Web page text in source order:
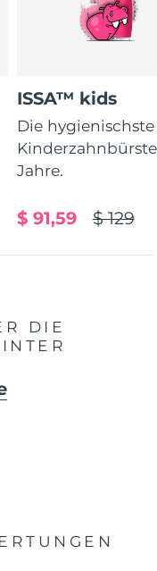
ISSA™ kids
Die hygienischste
Jahre.
$ 129
$ 91,59
DIE